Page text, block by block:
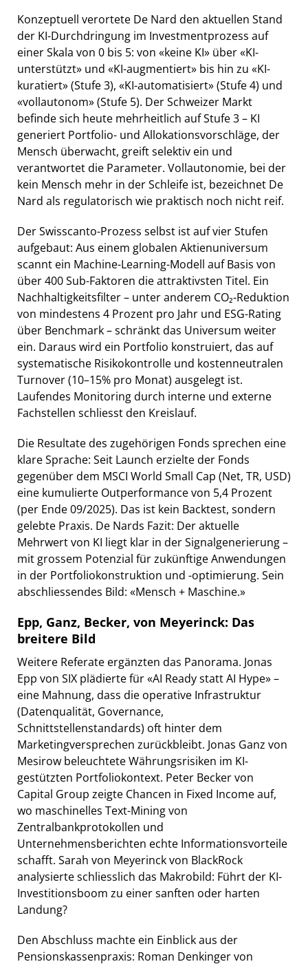
Konzeptuell verortete De Nard den aktuellen Stand
der KI-Durchdringung im Investmentprozess auf
einer Skala von 0 bis 5: von «keine KI» über «KI-
unterstützt» und «KI-augmentiert» bis hin zu «KI-
kuratiert» (Stufe 3), «KI-automatisiert» (Stufe 4) und
«vollautonom» (Stufe 5). Der Schweizer Markt
befinde sich heute mehrheitlich auf Stufe 3 – KI
generiert Portfolio- und Allokationsvorschläge, der
Mensch überwacht, greift selektiv ein und
verantwortet die Parameter. Vollautonomie, bei der
kein Mensch mehr in der Schleife ist, bezeichnet De
Nard als regulatorisch wie praktisch noch nicht reif.
Der Swisscanto-Prozess selbst ist auf vier Stufen
aufgebaut: Aus einem globalen Aktienuniversum
scannt ein Machine-Learning-Modell auf Basis von
über 400 Sub-Faktoren die attraktivsten Titel. Ein
Nachhaltigkeitsfilter – unter anderem CO₂-Reduktion
von mindestens 4 Prozent pro Jahr und ESG-Rating
über Benchmark – schränkt das Universum weiter
ein. Daraus wird ein Portfolio konstruiert, das auf
systematische Risikokontrolle und kostenneutralen
Turnover (10–15% pro Monat) ausgelegt ist.
Laufendes Monitoring durch interne und externe
Fachstellen schliesst den Kreislauf.
Die Resultate des zugehörigen Fonds sprechen eine
klare Sprache: Seit Launch erzielte der Fonds
gegenüber dem MSCI World Small Cap (Net, TR, USD)
eine kumulierte Outperformance von 5,4 Prozent
(per Ende 09/2025). Das ist kein Backtest, sondern
gelebte Praxis. De Nards Fazit: Der aktuelle
Mehrwert von KI liegt klar in der Signalgenerierung –
mit grossem Potenzial für zukünftige Anwendungen
in der Portfoliokonstruktion und -optimierung. Sein
abschliessendes Bild: «Mensch + Maschine.»
Epp, Ganz, Becker, von Meyerinck: Das
breitere Bild
Weitere Referate ergänzten das Panorama. Jonas
Epp von SIX plädierte für «AI Ready statt AI Hype» –
eine Mahnung, dass die operative Infrastruktur
(Datenqualität, Governance,
Schnittstellenstandards) oft hinter dem
Marketingversprechen zurückbleibt. Jonas Ganz von
Mesirow beleuchtete Währungsrisiken im KI-
gestützten Portfoliokontext. Peter Becker von
Capital Group zeigte Chancen in Fixed Income auf,
wo maschinelles Text-Mining von
Zentralbankprotokollen und
Unternehmensberichten echte Informationsvorteile
schafft. Sarah von Meyerinck von BlackRock
analysierte schliesslich das Makrobild: Führt der KI-
Investitionsboom zu einer sanften oder harten
Landung?
Den Abschluss machte ein Einblick aus der
Pensionskassenpraxis: Roman Denkinger von